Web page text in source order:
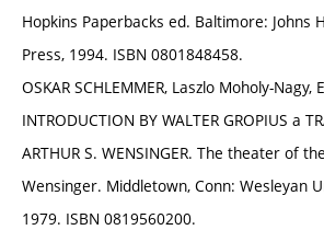
Hopkins Paperbacks ed. Baltimore: Johns
Press, 1994. ISBN 0801848458.
OSKAR SCHLEMMER, Laszlo Moholy-Nagy,
INTRODUCTION BY WALTER GROPIUS a
ARTHUR S. WENSINGER. The theater of
Wensinger. Middletown, Conn: Wesleyan
1979. ISBN 0819560200.